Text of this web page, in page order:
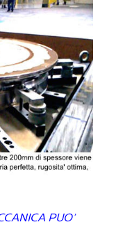
PUO’